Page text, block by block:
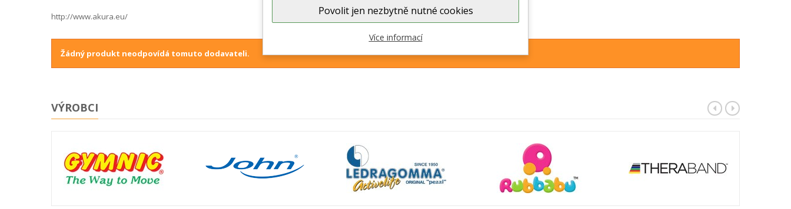
http://www.akura.eu/
Žádný produkt neodpovídá tomuto dodavateli.
VÝROBCI
Povolit jen nezbytně nutné cookies
Více informací